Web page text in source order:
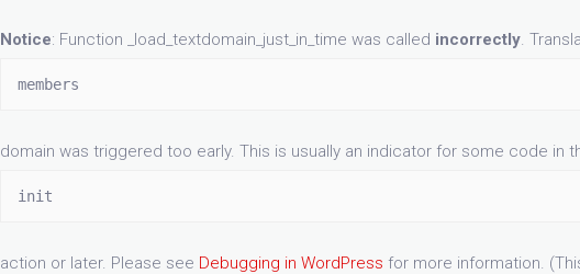
Notice: Function _load_textdomain_just_in_time was called incorrectly.
members
domain was triggered too early. This is usually an indicator for some code in
init
action or later. Please see Debugging in WordPress for more information.